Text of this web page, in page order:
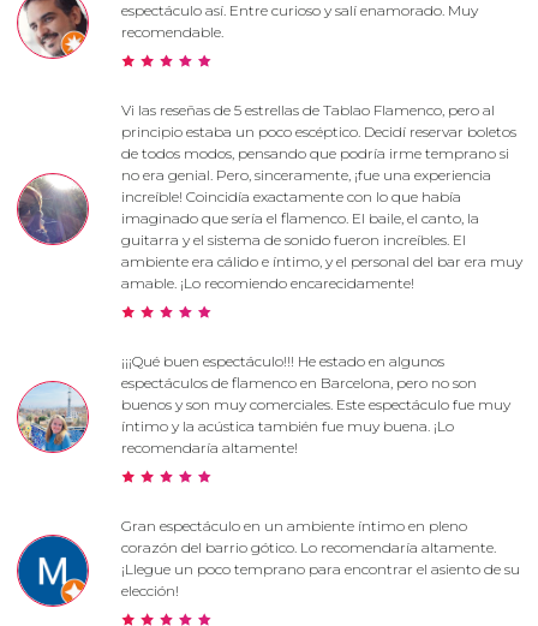
espectáculo así. Entre curioso y salí enamorado. Muy
recomendable.
Vi las reseñas de 5 estrellas de Tablao Flamenco, pero al
principio estaba un poco escéptico. Decidí reservar boletos
de todos modos, pensando que podría irme temprano si
no era genial. Pero, sinceramente, ¡fue una experiencia
increíble! Coincidía exactamente con lo que había
imaginado que sería el flamenco. El baile, el canto, la
guitarra y el sistema de sonido fueron increíbles. El
ambiente era cálido e íntimo, y el personal del bar era muy
amable. ¡Lo recomiendo encarecidamente!
¡¡¡Qué buen espectáculo!!! He estado en algunos
espectáculos de flamenco en Barcelona, ​​pero no son
buenos y son muy comerciales. Este espectáculo fue muy
íntimo y la acústica también fue muy buena. ¡Lo
recomendaría altamente!
Gran espectáculo en un ambiente íntimo en pleno
corazón del barrio gótico. Lo recomendaría altamente.
¡Llegue un poco temprano para encontrar el asiento de su
elección!